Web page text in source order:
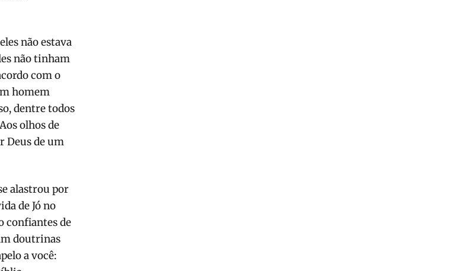
não estava
não tinham
com o
homem
dentre todos
olhos de
Deus de um
alastrou por
de Jó no
confiantes de
doutrinas
a você: